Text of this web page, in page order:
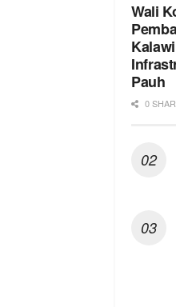
Wali
Pauh
0